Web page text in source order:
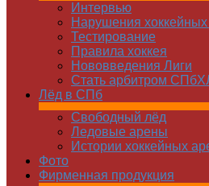
Интервью
Нарушения
Тестирование
Правила хоккея
Нововведения Лиги
Стать арбитром
Лёд в СПб
Свободный лёд
Ледовые арены
Истории хоккейных
Фото
Фирменная продукция